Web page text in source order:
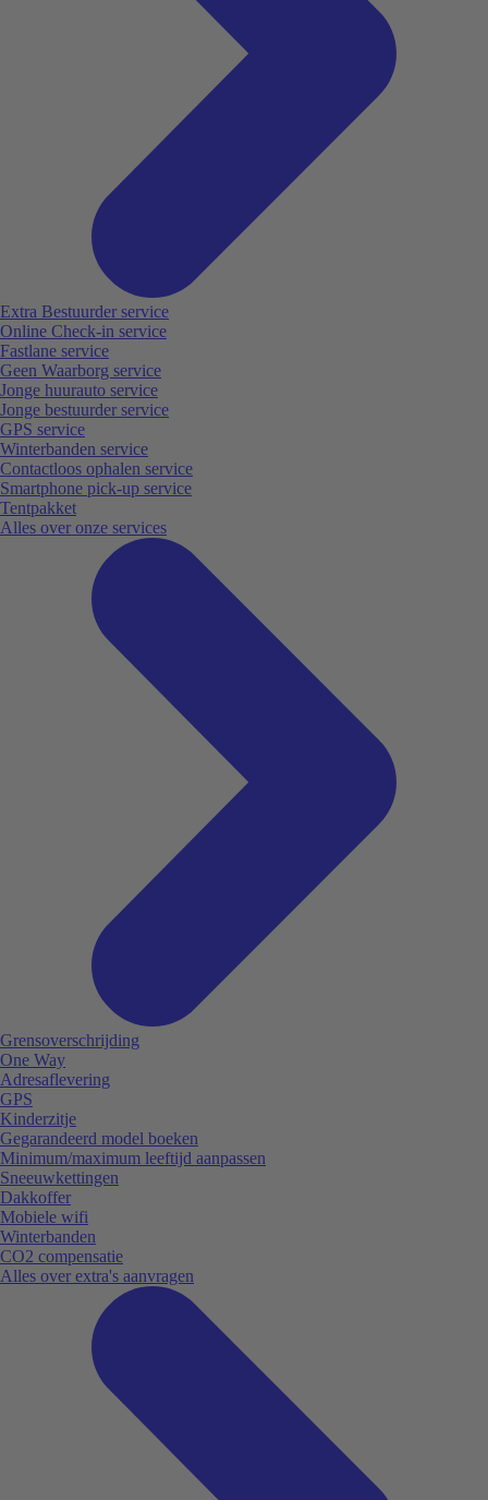
Extra Bestuurder service
Online Check-in service
Fastlane service
Geen Waarborg service
Jonge huurauto service
Jonge bestuurder service
GPS service
Winterbanden service
Contactloos ophalen service
Smartphone pick-up service
Tentpakket
Alles over onze services
Grensoverschrijding
One Way
Adresaflevering
GPS
Kinderzitje
Gegarandeerd model boeken
Minimum/maximum leeftijd aanpassen
Sneeuwkettingen
Dakkoffer
Mobiele wifi
Winterbanden
CO2 compensatie
Alles over extra's aanvragen